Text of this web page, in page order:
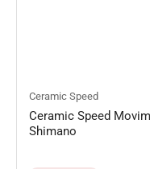
Ceramic Speed
Ceramic Speed
Shimano